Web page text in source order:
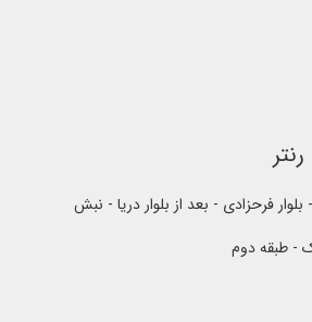
فرحزادی - بعد از بلوار دریا - نبش
- طبقه دوم